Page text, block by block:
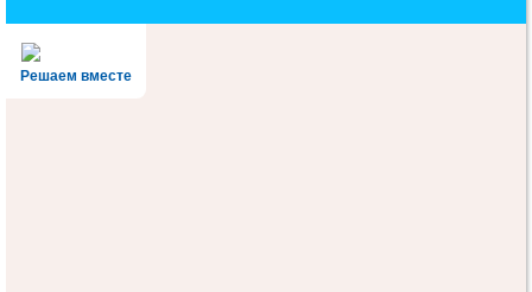
Наверх
Решаем вместе